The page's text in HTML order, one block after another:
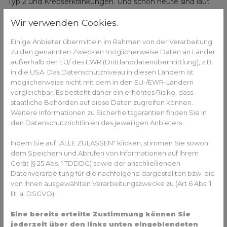
Jährigen übergewichtig.
Süßigkeiten - meist bunt und mehr als süß, Quelle:
Zuckersteuer?
Wir verwenden Cookies.
Einige Anbieter übermitteln im Rahmen von der Verarbeitung
zu den genannten Zwecken möglicherweise Daten an Länder
außerhalb der EU/ des EWR (Drittlanddatenübermittlung), z.B.
in die USA. Das Datenschutzniveau in diesen Ländern ist
möglicherweise nicht mit dem in den EU-/EWR-Ländern
vergleichbar. Es besteht daher ein erhöhtes Risiko, dass
staatliche Behörden auf diese Daten zugreifen können.
Weitere Informationen zu Sicherheitsgarantien finden Sie in
den Datenschutzrichtlinien des jeweiligen Anbieters.
Indem Sie auf „ALLE ZULASSEN" klicken, stimmen Sie sowohl
dem Speichern und Abrufen von Informationen auf Ihrem
Gerät (§ 25 Abs. 1 TDDDG) sowie der anschließenden
Datenverarbeitung für die nachfolgend dargestellten bzw. die
von Ihnen ausgewählten Verarbeitungszwecke zu (Art 6 Abs. 1
lit. a. DSGVO).
Eine bereits erteilte Zustimmung können Sie
jederzeit über den links unten eingeblendeten